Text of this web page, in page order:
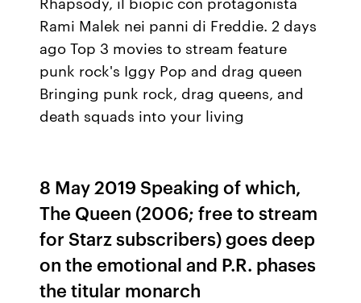
Rami Malek nei panni di Freddie. 2 days
ago Top 3 movies to stream feature
punk rock's Iggy Pop and drag queen
Bringing punk rock, drag queens, and
death squads into your living
8 May 2019 Speaking of which,
The Queen (2006; free to stream
for Starz subscribers) goes deep
on the emotional and P.R. phases
the titular monarch